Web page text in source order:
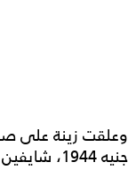
جنيه 1944، شايفين أد إيه؟!